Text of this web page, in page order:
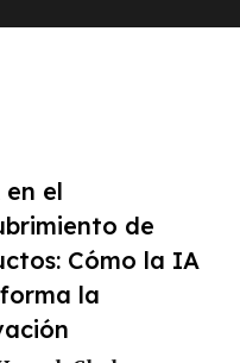
el
de
Cómo la IA
la